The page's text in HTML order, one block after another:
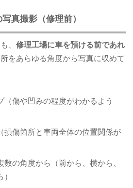
真撮影（修理前）
、 修理工場に車を預ける前であれ
をあらゆる角度から写真に収めて
（傷や凹みの程度がわかるよう
損傷箇所と車両全体の位置関係が
数の角度から（前から、横から、